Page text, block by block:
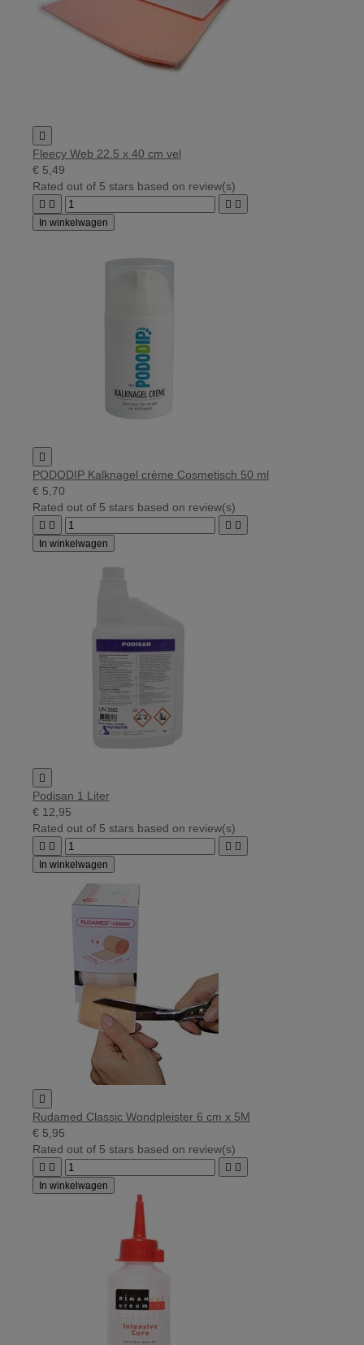

Fleecy Web 22.5 x 40 cm vel
€ 5,49
Rated out of 5 stars based on review(s)
   
In winkelwagen

PODODIP Kalknagel crème Cosmetisch 50 ml
€ 5,70
Rated out of 5 stars based on review(s)
   
In winkelwagen

Podisan 1 Liter
€ 12,95
Rated out of 5 stars based on review(s)
   
In winkelwagen

Rudamed Classic Wondpleister 6 cm x 5M
€ 5,95
Rated out of 5 stars based on review(s)
   
In winkelwagen